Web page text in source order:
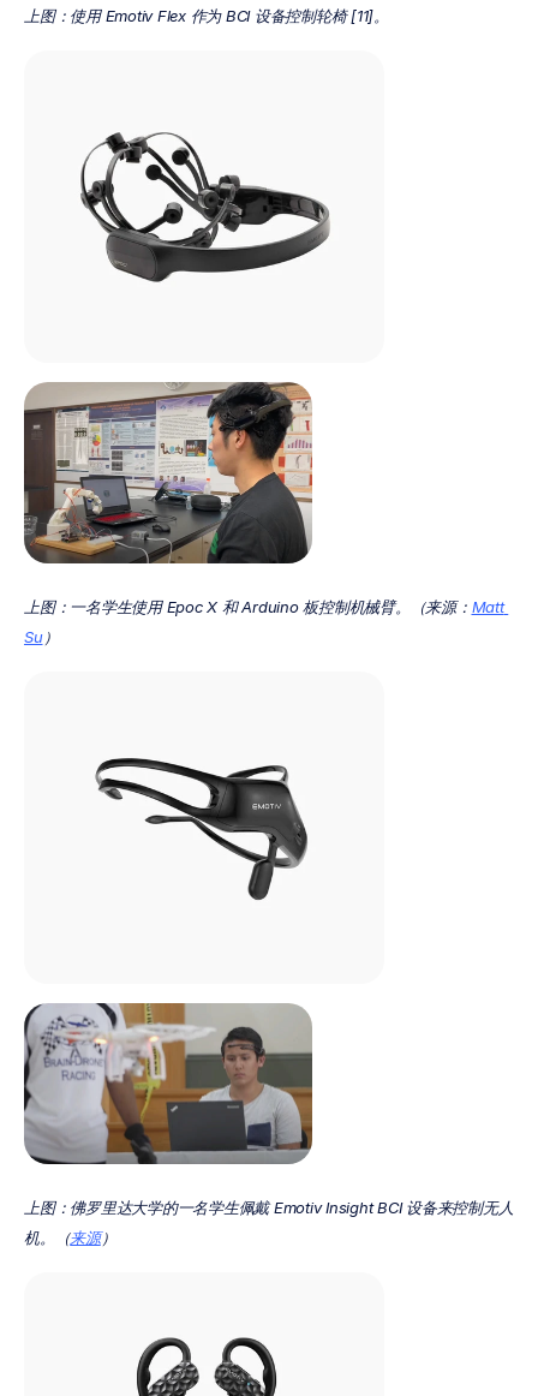
上图：使用 Emotiv Flex 作为 BCI 设备控制轮椅 [11]。
上图：一名学生使用 Epoc X 和 Arduino 板控制机械臂。（来源： Matt
Su）
上图：佛罗里达大学的一名学生佩戴 Emotiv Insight BCI 设备来控制无人
机。（来源）